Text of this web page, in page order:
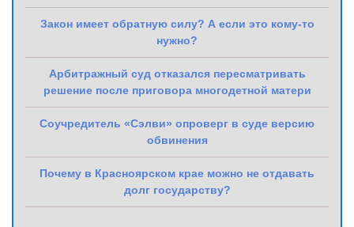
Закон имеет обратную силу? А если это кому-то
нужно?
Арбитражный суд отказался пересматривать
решение после приговора многодетной матери
Соучредитель «Сэлви» опроверг в суде версию
обвинения
Почему в Красноярском крае можно не отдавать
долг государству?